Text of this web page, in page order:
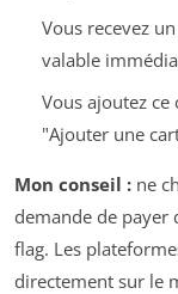
Vous recevez
valable
Vous ajoutez
"Ajouter une
Mon conseil : ne
demande de payer
flag. Les
directement sur le